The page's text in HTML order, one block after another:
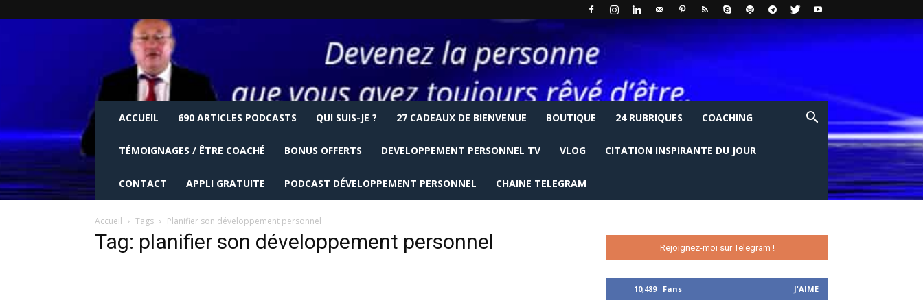
ACCUEIL 690 ARTICLES PODCASTS QUI SUIS-JE ? 27 CADEAUX DE BIENVENUE BOUTIQUE 24 RUBRIQUES COACHING
TÉMOIGNAGES / ÊTRE COACHÉ BONUS OFFERTS DEVELOPPEMENT PERSONNEL TV VLOG CITATION INSPIRANTE DU JOUR
CONTACT APPLI GRATUITE PODCAST DÉVELOPPEMENT PERSONNEL CHAINE TELEGRAM
Accueil Tags Planifier son développement personnel
Tag: planifier son développement personnel Rejoignez-moi sur Telegram !
10,489 Fans J'AIME